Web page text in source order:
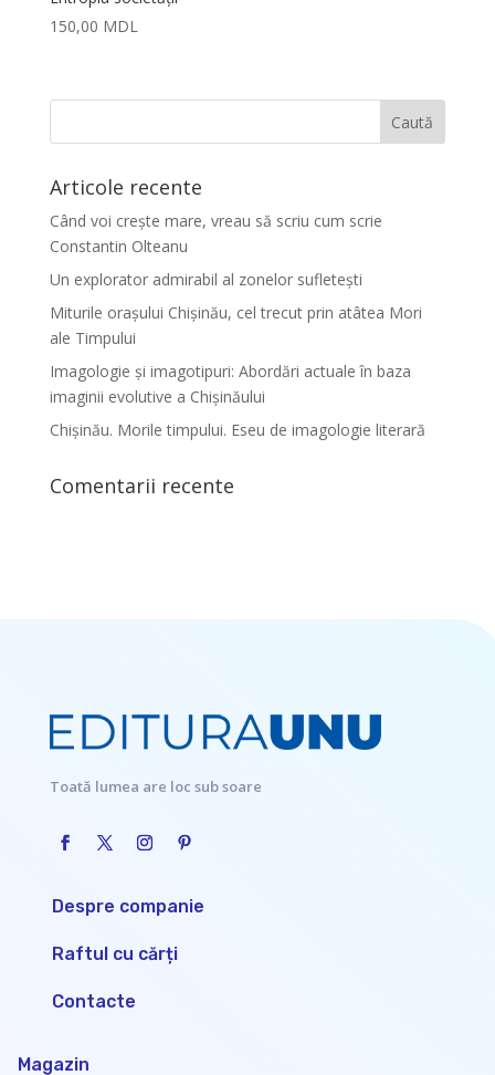
150,00 MDL
Articole recente
Când voi crește mare, vreau să scriu cum scrie
Constantin Olteanu
Un explorator admirabil al zonelor sufletești
Miturile orașului Chișinău, cel trecut prin atâtea Mori
ale Timpului
Imagologie și imagotipuri: Abordări actuale în baza
imaginii evolutive a Chișinăului
Chișinău. Morile timpului. Eseu de imagologie literară
Comentarii recente
Toată lumea are loc sub soare
Despre companie
Raftul cu cărți
Contacte
Magazin